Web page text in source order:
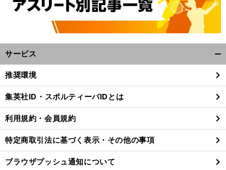
サービス
閉
る
推奨環境
集英社ID・スポルティーバIDとは
利用規約・会員規約
特定商取引法に基づく表示・その他の事項
ブラウザプッシュ通知について